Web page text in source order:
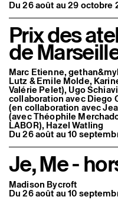
Du 26 août au 29 octobre
Prix des
de
Marc Etienne,
Lutz & Emile Molde,
Valérie Pelet), Ugo
collaboration avec Diego
(en collaboration avec
(avec Théophile
LABOR), Hazel Watling
Du 26 août au 10
Je, Me -
Madison Bycroft
Du 26 août au 10